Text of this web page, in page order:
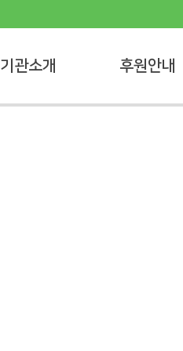
기관소개 후원안내